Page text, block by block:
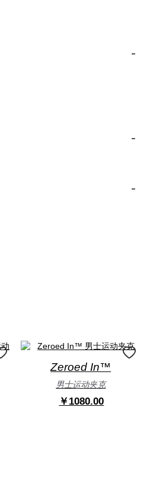
-
-
-
Zeroed In™
男士运动夹克
￥1080.00